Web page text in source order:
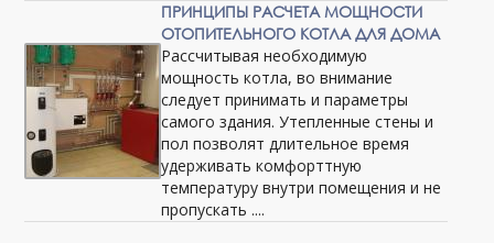
ПРИНЦИПЫ РАСЧЕТА МОЩНОСТИ
ОТОПИТЕЛЬНОГО КОТЛА ДЛЯ ДОМА
Рассчитывая необходимую
мощность котла, во внимание
следует принимать и параметры
самого здания. Утепленные стены и
пол позволят длительное время
удерживать комфорттную
температуру внутри помещения и не
пропускать ....